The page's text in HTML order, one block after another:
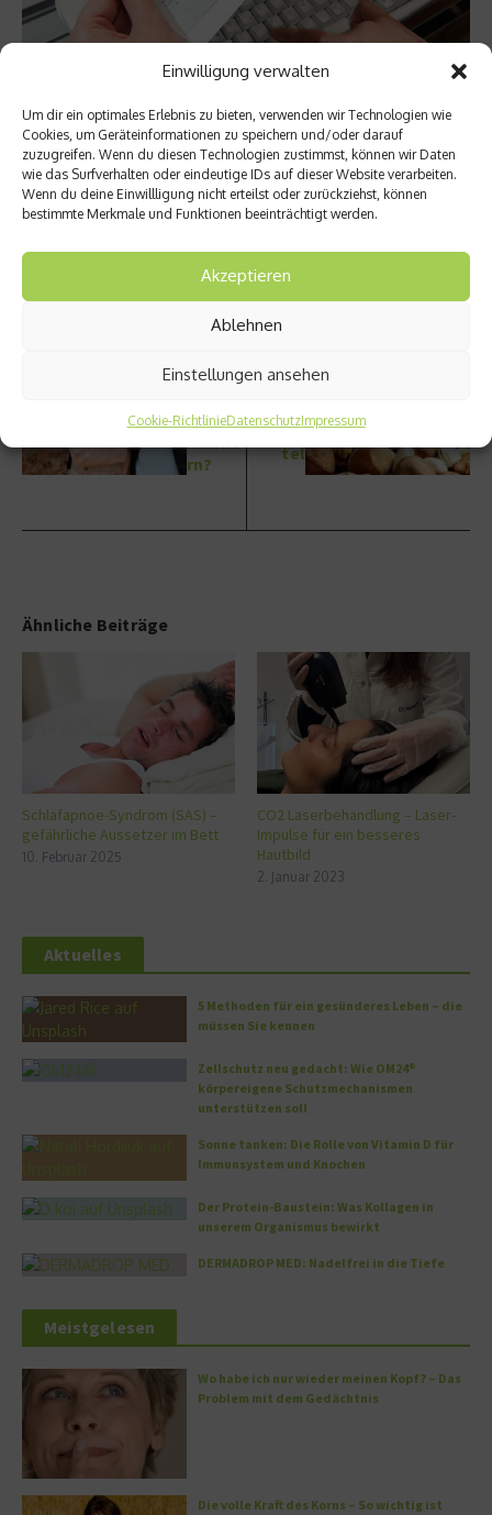
Einwilligung verwalten
Um dir ein optimales Erlebnis zu bieten, verwenden wir Technologien wie
Cookies, um Geräteinformationen zu speichern und/oder darauf
zuzugreifen. Wenn du diesen Technologien zustimmst, können wir Daten
wie das Surfverhalten oder eindeutige IDs auf dieser Website verarbeiten.
Wenn du deine Einwillligung nicht erteilst oder zurückziehst, können
bestimmte Merkmale und Funktionen beeinträchtigt werden.
Akzeptieren
Ablehnen
Einstellungen ansehen
Cookie-RichtlinieDatenschutzImpressum
Bild: ABDA
Beitrag teilen
eljahre
es die
bei
rn?
Nüsse
wertvo
lles
ngsmit
tel
Ähnliche Beiträge
Schlafapnoe-Syndrom (SAS) –
gefährliche Aussetzer im Bett
10. Februar 2025
CO2 Laserbehandlung – Laser-
Impulse für ein besseres
Hautbild
2. Januar 2023
Aktuelles
5 Methoden für ein gesünderes Leben – die
müssen Sie kennen
Zellschutz neu gedacht: Wie OM24®
körpereigene Schutzmechanismen
unterstützen soll
Sonne tanken: Die Rolle von Vitamin D für
Immunsystem und Knochen
Der Protein-Baustein: Was Kollagen in
unserem Organismus bewirkt
DERMADROP MED: Nadelfrei in die Tiefe
Meistgelesen
Wo habe ich nur wieder meinen Kopf? – Das
Problem mit dem Gedächtnis
Die volle Kraft des Korns – So wichtig ist